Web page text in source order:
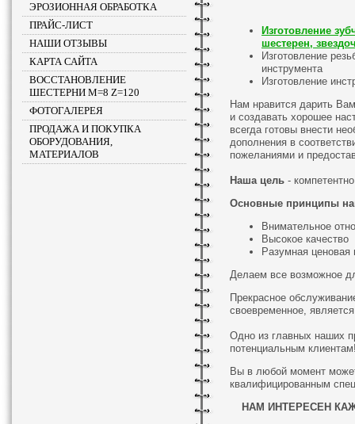
ЭРОЗИОННАЯ ОБРАБОТКА
ПРАЙС-ЛИСТ
НАШИ ОТЗЫВЫ
КАРТА САЙТА
ВОССТАНОВЛЕНИЕ
ШЕСТЕРНИ M=8 Z=120
ФОТОГАЛЕРЕЯ
ПРОДАЖА И ПОКУПКА
ОБОРУДОВАНИЯ,
МАТЕРИАЛОВ
Изготовление
шестерен,
Изготовление
инструмента
Изготовление
Нам нравится дарить
и создавать хорошее
всегда готовы внести
дополнения в
пожеланиями и
Наша цель -
Основные принципы
Внимательное
Высокое качество
Разумная ценовая
Делаем все возможное
Прекрасное
своевременное,
Одно из главных наших
потенциальным
Вы в любой момент
квалифицированным
НАМ ИНТЕРЕСЕН